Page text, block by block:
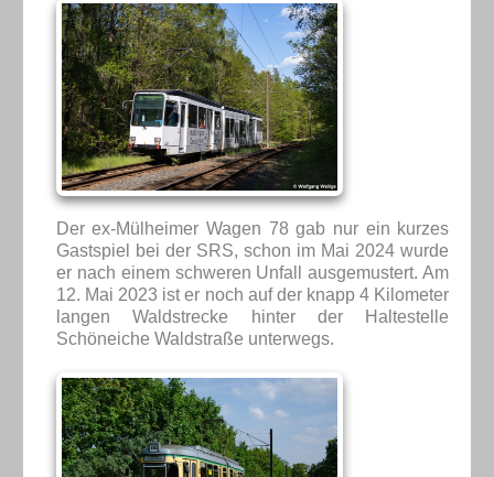
Der ex-Mülheimer Wagen 78 gab nur ein kurzes
Gastspiel bei der SRS, schon im Mai 2024 wurde
er nach einem schweren Unfall ausgemustert. Am
12. Mai 2023 ist er noch auf der knapp 4 Kilometer
langen Waldstrecke hinter der Haltestelle
Schöneiche Waldstraße unterwegs.